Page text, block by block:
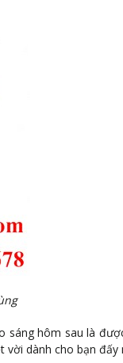
sáng hôm sau là
dành cho bạn đấy